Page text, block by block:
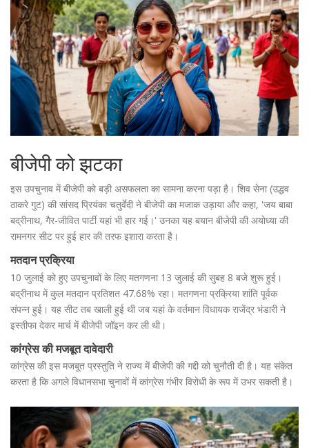
बीजेपी को झटका
इस उपचुनाव में बीजेपी को बड़ी असफलता का सामना करना पड़ा है। शिव सेना (उद्धव
ठाकरे गुट) की सांसद प्रियंका चतुर्वेदी ने बीजेपी का मजाक उड़ाया और कहा, 'जय बाबा
बद्रीनाथ, गैर-जीवित पार्टी यहां भी हार गई।' उनका यह बयान बीजेपी की अयोध्या की
रामनगर सीट पर हुई हार की तरफ इशारा करता है।
मतदान प्रक्रिया
10 जुलाई को हुए उपचुनावों के लिए मतगणना 13 जुलाई की सुबह 8 बजे शुरू हुई।
बद्रीनाथ में कुल मतदान प्रतिशत 47.68% रहा। मतगणना प्रक्रिया शांति पूर्वक
संपन्न हुई। यह सीट तब खाली हुई थी जब यहां के वर्तमान विधायक राजेंद्र भंडारी ने
इस्तीफा देकर मार्च में बीजेपी जॉइन कर ली थी।
कांग्रेस की मजबूत दावेदारी
कांग्रेस की इस मजबूत प्रस्तुति ने राज्य में बीजेपी की गद्दी को चुनौती दी है। यह संकेत
करता है कि अगले विधानसभा चुनावों में कांग्रेस गंभीर विरोधी के रूप में उभर सकती है।